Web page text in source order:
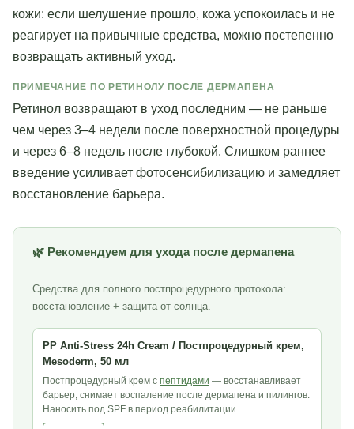
кожи: если шелушение прошло, кожа успокоилась и не
реагирует на привычные средства, можно постепенно
возвращать активный уход.
ПРИМЕЧАНИЕ ПО РЕТИНОЛУ ПОСЛЕ ДЕРМАПЕНА
Ретинол возвращают в уход последним — не раньше
чем через 3–4 недели после поверхностной процедуры
и через 6–8 недель после глубокой. Слишком раннее
введение усиливает фотосенсибилизацию и замедляет
восстановление барьера.
🌿 Рекомендуем для ухода после дермапена
Средства для полного постпроцедурного протокола:
восстановление + защита от солнца.
PP Anti-Stress 24h Cream / Постпроцедурный крем,
Mesoderm, 50 мл
Постпроцедурный крем с пептидами — восстанавливает
барьер, снимает воспаление после дермапена и пилингов.
Наносить под SPF в период реабилитации.